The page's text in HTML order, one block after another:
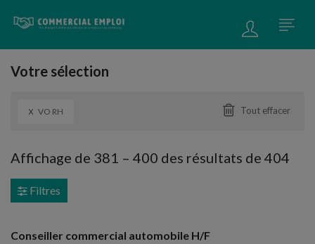
Votre sélection
x VO RH Tout effacer
Affichage de 381 – 400 des résultats de 404
Filtres
Conseiller commercial automobile H/F